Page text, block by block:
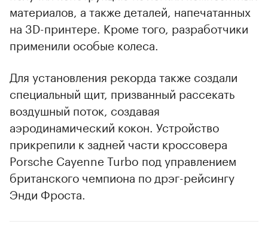
материалов, а также деталей, напечатанных
на 3D-принтере. Кроме того, разработчики
применили особые колеса.
Для установления рекорда также создали
специальный щит, призванный рассекать
воздушный поток, создавая
аэродинамический кокон. Устройство
прикрепили к задней части кроссовера
Porsche Cayenne Turbo под управлением
британского чемпиона по дрэг-рейсингу
Энди Фроста.